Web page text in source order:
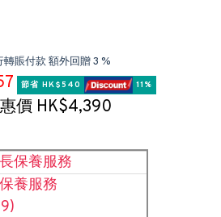
轉賬付款 額外回贈 3 %
節省 HK$540 11%
價 HK$4,390
保養服務
養服務